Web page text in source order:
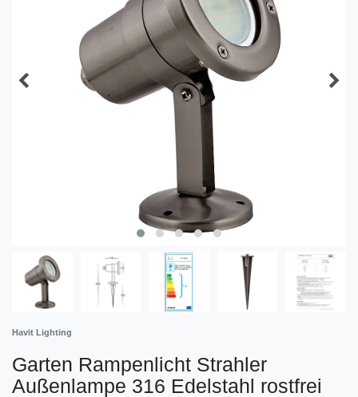
Havit Lighting
Garten Rampenlicht Strahler
Außenlampe 316 Edelstahl rostfrei